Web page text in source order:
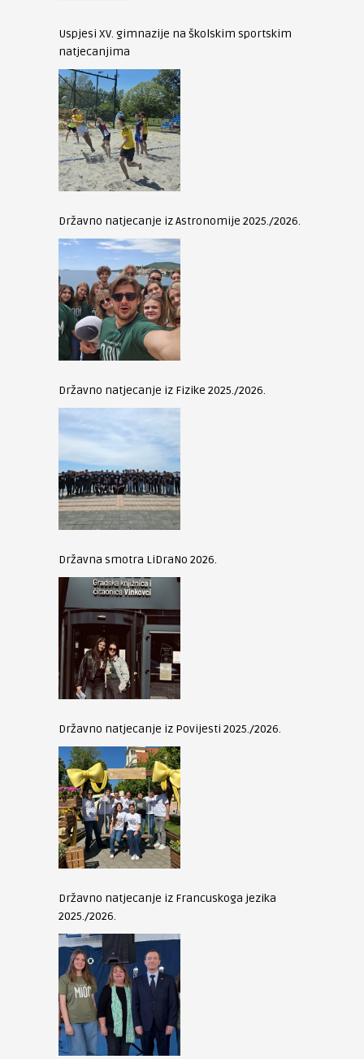
Uspjesi XV. gimnazije na školskim sportskim
natjecanjima
Državno natjecanje iz Astronomije 2025./2026.
Državno natjecanje iz Fizike 2025./2026.
Državna smotra LiDraNo 2026.
Državno natjecanje iz Povijesti 2025./2026.
Državno natjecanje iz Francuskoga jezika
2025./2026.